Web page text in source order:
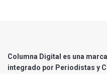
Columna Digital es una
integrado por Periodistas y